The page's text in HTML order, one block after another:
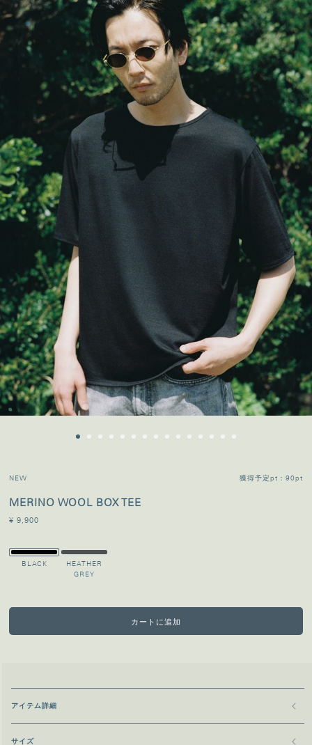
NEW 獲得予定pt：90pt
MERINO WOOL BOX TEE
¥ 9,900
BLACK
HEATHER
GREY
カートに追加
アイテム詳細
サイズ